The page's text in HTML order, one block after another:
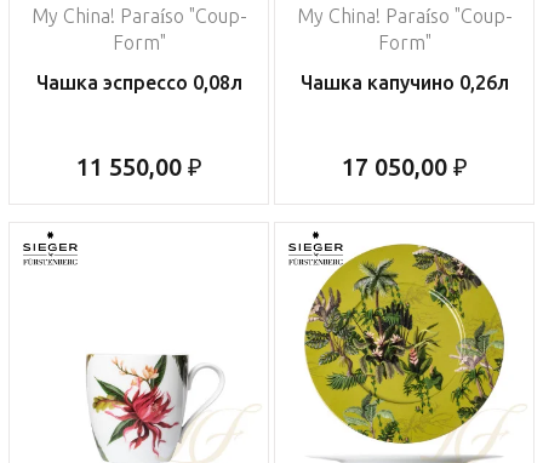
My China! Paraíso "Coup-
Form"
Чашка эспрессо 0,08л
11 550,00 ₽
My China! Paraíso "Coup-
Form"
Чашка капучино 0,26л
17 050,00 ₽